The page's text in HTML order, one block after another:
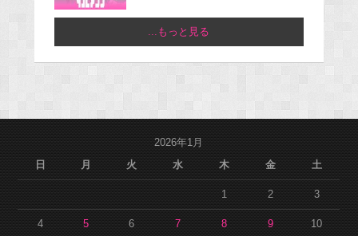
...もっと見る
2026年1月
日
月 火 水 木 金 土
1 2 3
4 5 6 7 8 9 10